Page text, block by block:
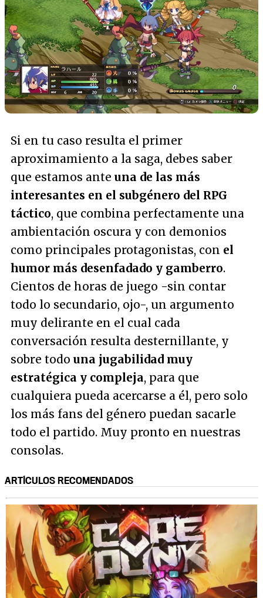
Si en tu caso resulta el primer
aproximamiento a la saga, debes saber
que estamos ante una de las más
interesantes en el subgénero del RPG
táctico, que combina perfectamente una
ambientación oscura y con demonios
como principales protagonistas, con el
humor más desenfadado y gamberro.
Cientos de horas de juego -sin contar
todo lo secundario, ojo-, un argumento
muy delirante en el cual cada
conversación resulta desternillante, y
sobre todo una jugabilidad muy
estratégica y compleja, para que
cualquiera pueda acercarse a él, pero solo
los más fans del género puedan sacarle
todo el partido. Muy pronto en nuestras
consolas.
ARTÍCULOS RECOMENDADOS